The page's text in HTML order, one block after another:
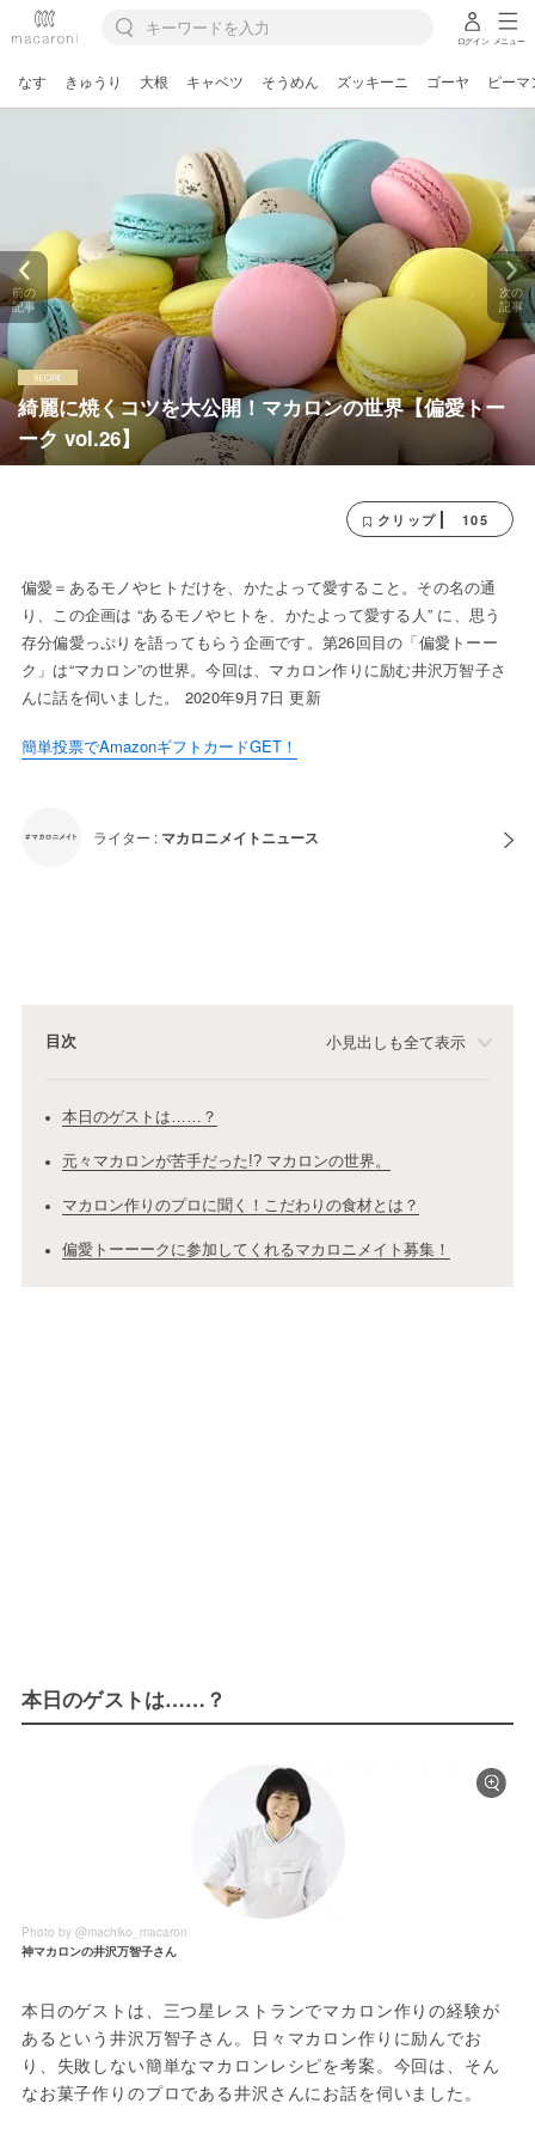
ログイン メニュー
なす きゅうり 大根 キャベツ そうめん ズッキーニ ゴーヤ ピーマ
綺麗に焼くコツを大公開！マカロンの世界【偏愛トー
ーク vol.26】
前の
記事
次の
記事
クリップ 105
偏愛＝あるモノやヒトだけを、かたよって愛すること。その名の通
り、この企画は “あるモノやヒトを、かたよって愛する人” に、思う
存分偏愛っぷりを語ってもらう企画です。第26回目の「偏愛トーー
ク」は“マカロン”の世界。今回は、マカロン作りに励む井沢万智子さ
んに話を伺いました。 2020年9月7日 更新
簡単投票でAmazonギフトカードGET！
ライター : マカロニメイトニュース
目次 小見出しも全て表示
本日のゲストは……？
元々マカロンが苦手だった!? マカロンの世界。
マカロン作りのプロに聞く！こだわりの食材とは？
偏愛トーーークに参加してくれるマカロニメイト募集！
本日のゲストは……？
Photo by @machiko_macaron
神マカロンの井沢万智子さん
本日のゲストは、三つ星レストランでマカロン作りの経験が
あるという井沢万智子さん。日々マカロン作りに励んでお
り、失敗しない簡単なマカロンレシピを考案。今回は、そん
なお菓子作りのプロである井沢さんにお話を伺いました。